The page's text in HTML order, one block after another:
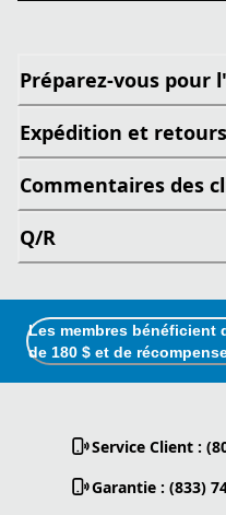
Préparez-vous pour
Expédition et retours
Commentaires des
Q/R
Les membres bénéficient
de 180 $ et de
Service Client :
Garantie : (833)